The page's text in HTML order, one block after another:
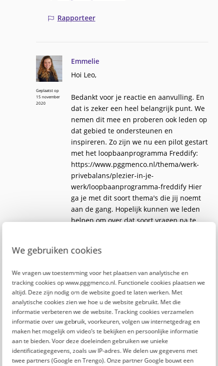
We gebruiken cookies
We vragen uw toestemming voor het plaatsen van analytische en
tracking cookies op www.pggmenco.nl. Functionele cookies plaatsen we
altijd. Deze zijn nodig om de website goed te laten werken. Met
analytische cookies zien we hoe u de website gebruikt. Met die
informatie verbeteren we de website. Tracking cookies verzamelen
informatie over uw gebruik, voorkeuren, volgen uw internetgedrag en
maken het mogelijk om video’s te bekijken en persoonlijke informatie
aan te bieden. Voor deze doeleinden gebruiken we unieke
identificatiegegevens, zoals uw IP-adres. We delen uw gegevens met
twee partners (Google en Trengo). Onze partner Google bouwt een
Rapporteer
Emmelie
Hoi Leo,
Bedankt voor je reactie en aanvulling. En
dat is zeker een heel belangrijk punt. We
nemen dit mee en proberen ook leden op
dat gebied te ondersteunen en
inspireren. Zo zijn we nu een pilot gestart
met het loopbaanprogramma Freddify:
https://www.pggmenco.nl/thema/werk-
privebalans/plezier-in-je-
werk/loopbaanprogramma-freddify Hier
ga je met dit soort thema's die jij noemt
aan de gang. Hopelijk kunnen we leden
helpen om over dat soort vragen na te
toevoeging.
Groetjes, Emmelie
PGGM&CO
Rapporteer
Geplaatst op
15 november
2020